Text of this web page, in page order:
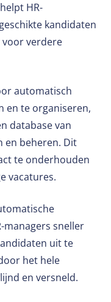
HR-
kandidaten
verdere
automatisch
en te organiseren,
database van
en beheren. Dit
te onderhouden
vacatures.
managers sneller
uit te
het hele
en versneld.